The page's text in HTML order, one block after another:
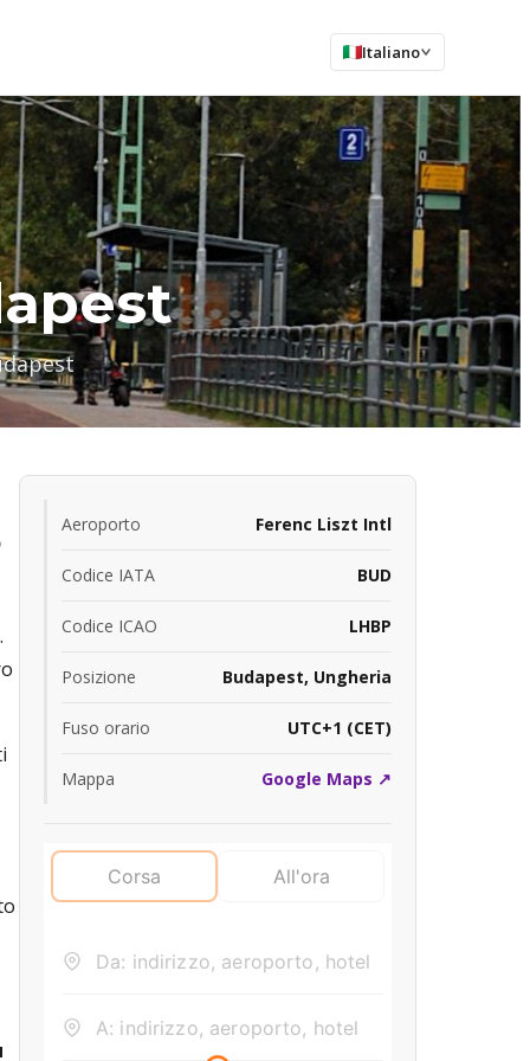
Italiano
Aeroporto Ferenc Liszt Intl
Codice IATA BUD
Codice ICAO LHBP
Posizione Budapest, Ungheria
Fuso orario UTC+1 (CET)
Mappa Google Maps ↗